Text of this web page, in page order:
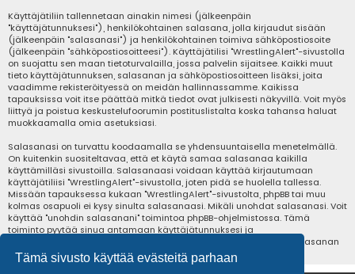
Tämä sivusto käyttää evästeitä parhaan
Käyttäjätiliin tallennetaan ainakin nimesi (jälkeenpäin
"käyttäjätunnuksesi"), henkilökohtainen salasana, jolla kirjaudut sisään
(jälkeenpäin "salasanasi") ja henkilökohtainen toimiva sähköpostiosoite
(jälkeenpäin "sähköpostiosoitteesi"). Käyttäjätilisi "WrestlingAlert"-sivustolla
on suojattu sen maan tietoturvalailla, jossa palvelin sijaitsee. Kaikki muut
tieto käyttäjätunnuksen, salasanan ja sähköpostiosoitteen lisäksi, joita
vaadimme rekisteröityessä on meidän hallinnassamme. Kaikissa
tapauksissa voit itse päättää mitkä tiedot ovat julkisesti näkyvillä. Voit myös
liittyä ja poistua keskustelufoorumin postituslistalta koska tahansa haluat
muokkaamalla omia asetuksiasi.
Salasanasi on turvattu koodaamalla se yhdensuuntaisella menetelmällä.
On kuitenkin suositeltavaa, että et käytä samaa salasanaa kaikilla
käyttämilläsi sivustoilla. Salasanaasi voidaan käyttää kirjautumaan
käyttäjätiliisi "WrestlingAlert"-sivustolla, joten pidä se huolella tallessa.
Missään tapauksessa kukaan "WrestlingAlert"-sivustolta, phpBB tai muu
kolmas osapuoli ei kysy sinulta salasanaasi. Mikäli unohdat salasanasi. Voit
käyttää "unohdin salasanani" toimintoa phpBB-ohjelmistossa. Tämä
toiminto pyytää sinua antamaan käyttäjätunnuksesi ja
sähköpostiosoitteesi, jonka jälkeen phpBB-ohjelmisto luo uuden salasanan
ja voit kirjautua jälleen sisään.